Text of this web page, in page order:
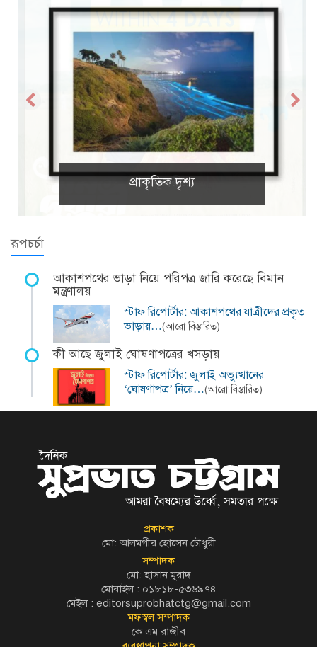
প্রাকৃতিক দৃশ্য
রূপচর্চা
আকাশপথের ভাড়া নিয়ে পরিপত্র জারি করেছে বিমান
মন্ত্রণালয়
স্টাফ রিপোর্টার: আকাশপথের যাত্রীদের প্রকৃত
ভাড়ায়…(আরো বিস্তারিত)
কী আছে জুলাই ঘোষণাপত্রের খসড়ায়
স্টাফ রিপোর্টার: জুলাই অভ্যুত্থানের
‘ঘোষণাপত্র’ নিয়ে…(আরো বিস্তারিত)
প্রকাশক
মো: আলমগীর হোসেন চৌধুরী
সম্পাদক
মো: হাসান মুরাদ
মোবাইল : ০১৮১৮-৫৩৬৯৭৪
মেইল : editorsuprobhatctg@gmail.com
মফস্বল সম্পাদক
কে এম রাজীব